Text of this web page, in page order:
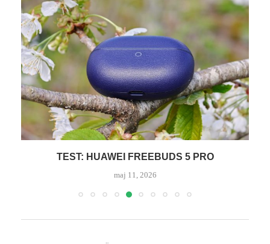
TEST: HUAWEI FREEBUDS 5 PRO
maj 11, 2026